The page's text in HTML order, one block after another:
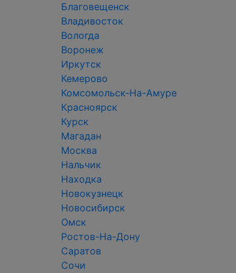
Благовещенск
Владивосток
Вологда
Воронеж
Иркутск
Кемерово
Комсомольск-На-Амуре
Красноярск
Курск
Магадан
Москва
Нальчик
Находка
Новокузнецк
Новосибирск
Омск
Ростов-На-Дону
Саратов
Сочи